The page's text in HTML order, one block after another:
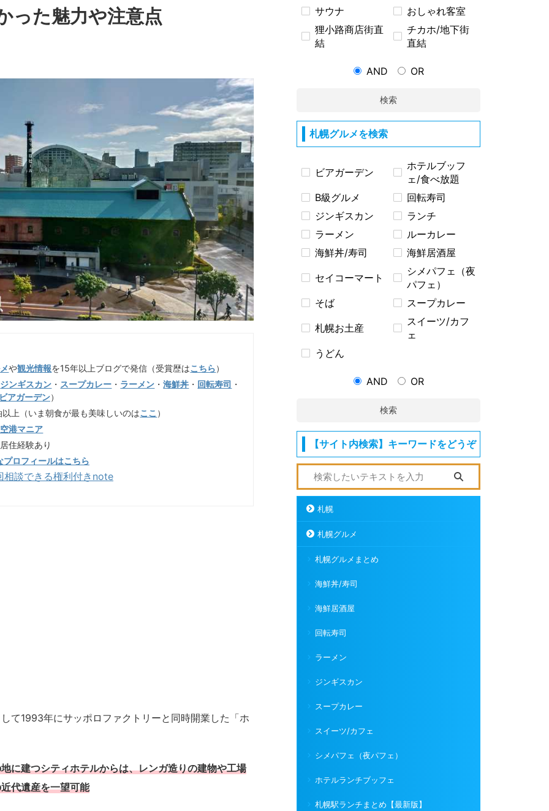
った魅力や注意点
や観光情報を15年以上ブログで発信（受賞歴はこちら）
ジンギスカン ・ スープカレー ・ ラーメン ・海鮮丼 ・ 回転寿司 ・
アガーデン）
上（いま朝食が最も美味しいのはここ ）
港マニア
住経験あり
ロフィールはこちら
談できる権利付きnote
て1993年にサッポロファクトリーと同時開業した「ホ
に建つシティホテルからは、レンガ造りの建物や工場
代遺産を一望可能
サウナ
おしゃれ客室
狸小路商店街直
結
チカホ/地下街
直結
AND OR
検索
札幌グルメを検索
ビアガーデン
ホテルブッフ
ェ/食べ放題
B級グルメ
回転寿司
ジンギスカン
ランチ
ラーメン
ルーカレー
海鮮丼/寿司
海鮮居酒屋
セイコーマート
シメパフェ（夜
パフェ）
そば
スープカレー
札幌お土産
スイーツ/カフ
ェ
うどん
AND OR
検索
【サイト内検索】キーワードをどうぞ
札幌
札幌グルメ
札幌グルメまとめ
海鮮丼/寿司
海鮮居酒屋
回転寿司
ラーメン
ジンギスカン
スープカレー
スイーツ/カフェ
シメパフェ（夜パフェ）
ホテルランチブッフェ
札幌駅ランチまとめ【最新版】